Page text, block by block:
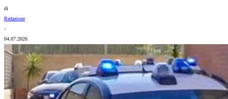
di
Redazione
-
04.07.2026